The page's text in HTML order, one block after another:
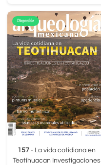
Disponible
157- La vida cotidiana en
Teotihuacan Investigaciones